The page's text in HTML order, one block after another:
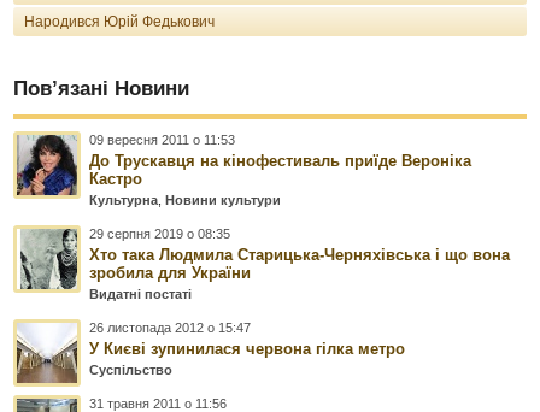
Народився Юрій Федькович
Пов’язані Новини
09 вересня 2011 о 11:53
До Трускавця на кінофестиваль приїде Вероніка
Кастро
Культурна ,Новини культури
29 серпня 2019 о 08:35
Хто така Людмила Старицька-Черняхівська і що вона
зробила для України
Видатні постаті
26 листопада 2012 о 15:47
У Києві зупинилася червона гілка метро
Суспільство
31 травня 2011 о 11:56